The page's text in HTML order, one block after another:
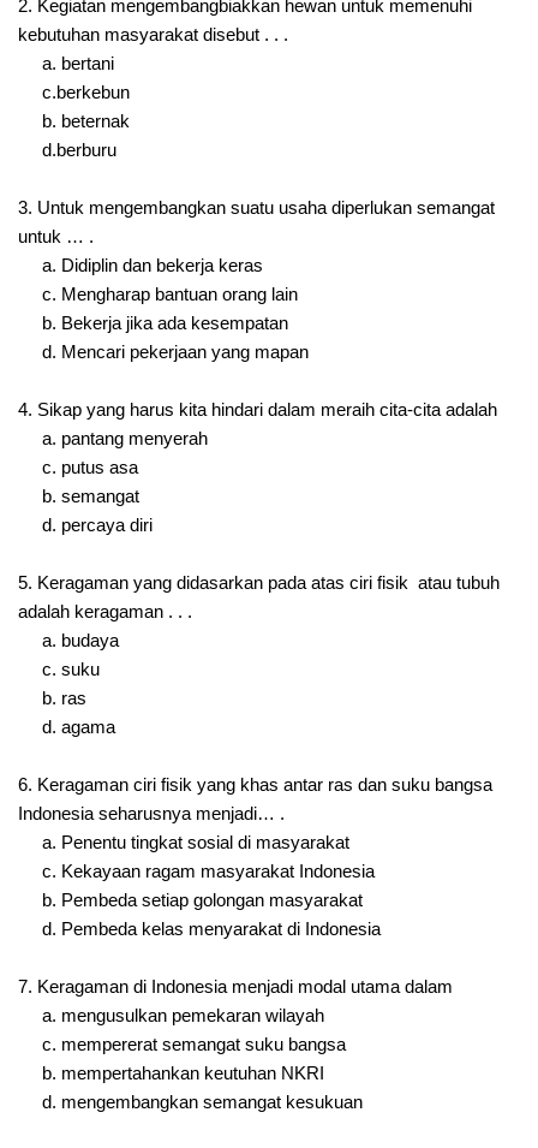
2. Kegiatan mengembangbiakkan hewan untuk memenuhi
kebutuhan masyarakat disebut . . .
a. bertani
c.berkebun
b. beternak
d.berburu
3. Untuk mengembangkan suatu usaha diperlukan semangat
untuk … .
a. Didiplin dan bekerja keras
c. Mengharap bantuan orang lain
b. Bekerja jika ada kesempatan
d. Mencari pekerjaan yang mapan
4. Sikap yang harus kita hindari dalam meraih cita-cita adalah
a. pantang menyerah
c. putus asa
b. semangat
d. percaya diri
5. Keragaman yang didasarkan pada atas ciri fisik atau tubuh
adalah keragaman . . .
a. budaya
c. suku
b. ras
d. agama
6. Keragaman ciri fisik yang khas antar ras dan suku bangsa
Indonesia seharusnya menjadi… .
a. Penentu tingkat sosial di masyarakat
c. Kekayaan ragam masyarakat Indonesia
b. Pembeda setiap golongan masyarakat
d. Pembeda kelas menyarakat di Indonesia
7. Keragaman di Indonesia menjadi modal utama dalam
a. mengusulkan pemekaran wilayah
c. mempererat semangat suku bangsa
b. mempertahankan keutuhan NKRI
d. mengembangkan semangat kesukuan